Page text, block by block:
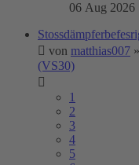
06 Aug 2026
von matthias007 »
(VS30)
1
2
3
4
5